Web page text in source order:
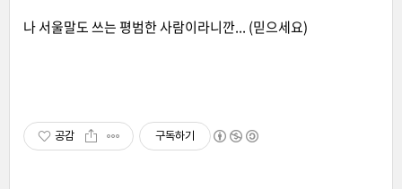
나 서울말도 쓰는 평범한 사람이라니깐... (믿으세요)
공감 구독하기